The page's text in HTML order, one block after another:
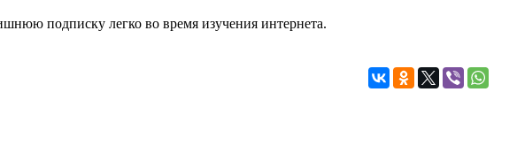
подписку легко во время изучения интернета.